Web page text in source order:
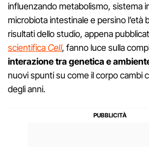
influenzando metabolismo, sistema
microbiota intestinale e persino l’età
risultati dello studio, appena
scientificaCell, fanno luce sulla
interazione tra genetica e
nuovi spunti su come il corpo cambi
degli anni.